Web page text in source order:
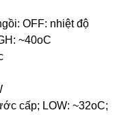
OFF: nhiệt độ
~40oC
cấp; LOW: ~32oC;